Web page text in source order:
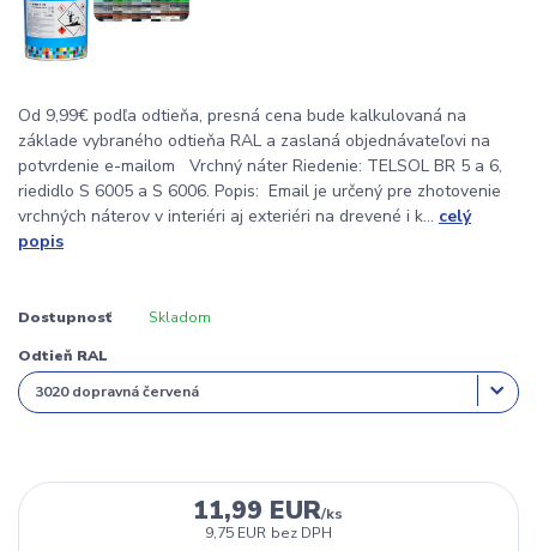
Od 9,99€ podľa odtieňa, presná cena bude kalkulovaná na
základe vybraného odtieňa RAL a zaslaná objednávateľovi na
potvrdenie e-mailom Vrchný náter Riedenie: TELSOL BR 5 a 6,
riedidlo S 6005 a S 6006. Popis: Email je určený pre zhotovenie
vrchných náterov v interiéri aj exteriéri na drevené i k... celý
popis
Dostupnosť Skladom
Odtieň RAL
11,99 EUR/ks
9,75 EUR bez DPH